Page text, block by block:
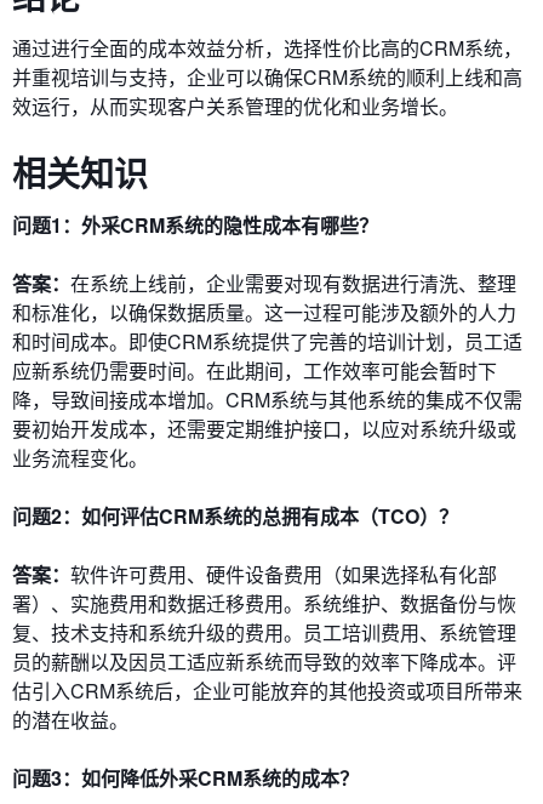
通过进行全面的成本效益分析，选择性价比高的CRM系统，
并重视培训与支持，企业可以确保CRM系统的顺利上线和高
效运行，从而实现客户关系管理的优化和业务增长。
相关知识
问题1：外采CRM系统的隐性成本有哪些？
答案： 在系统上线前，企业需要对现有数据进行清洗、整理
和标准化，以确保数据质量。这一过程可能涉及额外的人力
和时间成本。即使CRM系统提供了完善的培训计划，员工适
应新系统仍需要时间。在此期间，工作效率可能会暂时下
降，导致间接成本增加。CRM系统与其他系统的集成不仅需
要初始开发成本，还需要定期维护接口，以应对系统升级或
业务流程变化。
问题2：如何评估CRM系统的总拥有成本（TCO）？
答案： 软件许可费用、硬件设备费用（如果选择私有化部
署）、实施费用和数据迁移费用。系统维护、数据备份与恢
复、技术支持和系统升级的费用。员工培训费用、系统管理
员的薪酬以及因员工适应新系统而导致的效率下降成本。评
估引入CRM系统后，企业可能放弃的其他投资或项目所带来
的潜在收益。
问题3：如何降低外采CRM系统的成本？